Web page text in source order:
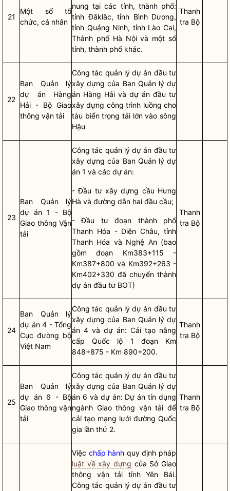
21
Một số tổ
chức, cá nhân
nung tại các tỉnh, thành phố:
tỉnh Đăklăc, tỉnh Bình Dương,
tỉnh Quảng Ninh, tỉnh Lào Cai,
Thành phố Hà Nội và một số
tỉnh, thành phố khác.
Thanh
tra Bộ
22
Ban Quản lý
dự án Hàng
Hải - Bộ Giao
thông vận tải
Công tác quản lýdự án đầu tư
xây dựng của Ban Quản lý dự
án Hàng Hải và dự án đầu tư
xây dựng công trình luồng cho
tàu biển trọng tải lớn vào sông
Hậu
23
Ban Quản lý
dự án 1 - Bộ
Giao thông Vận
tải
Công tác quản lýdự án đầu tư
xây dựng của Ban Quản lý dự
án 1 và các dự án:
- Đầu tư xây dựng cầu Hưng
Hà và đường dẫn hai đầu cầu;
- Đầu tư đoạn thành phố
Thanh Hóa - Diễn Châu, tỉnh
Thanh Hóa và Nghệ An (bao
gồm đoạn Km383+115 -
Km387+800 và Km392+263 -
Km402+330 đã chuyển thành
dự án đầu tư BOT)
Thanh
tra Bộ
24
Ban Quản lý
dự án 4 - Tổng
Cục đường bộ
Việt Nam
Công tác quản lýdự án đầu tư
xây dựng của Ban Quản lý dự
án 4 và dự án: Cải tạo nâng
cấp Quốc lộ 1 đoạn Km
848+875 - Km 890+200.
Thanh
tra Bộ
25
Ban Quản lý
dự án 6 - Bộ
Giao thông vận
tải
Công tác quản lýdự án đầu tư
xây dựng của Ban Quản lý dự
án 6 và dự án: Dự án tín dụng
ngành Giao thông vận tải để
cải tạo mạng lưới đường Quốc
gia lần thứ 2.
Thanh
tra Bộ
Việc chấp hành quy định pháp
luật về xây dựng của Sở Giao
thông vận tải tỉnh Yên Bái.
Công tác quản lýdự án đầu tư